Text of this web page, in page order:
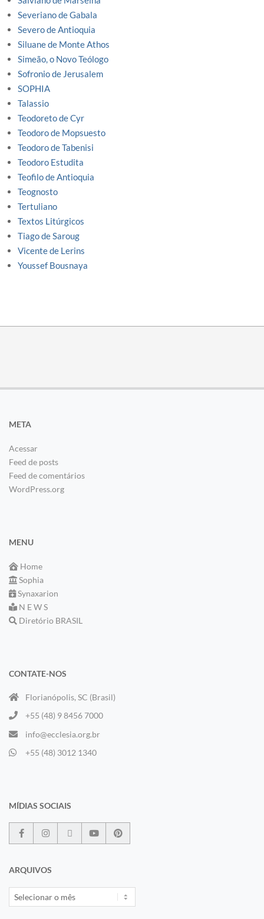
Severiano de Gabala
Severo de Antioquia
Siluane de Monte Athos
Simeão, o Novo Teólogo
Sofronio de Jerusalem
SOPHIA
Talassio
Teodoreto de Cyr
Teodoro de Mopsuesto
Teodoro de Tabenisi
Teodoro Estudita
Teofilo de Antioquia
Teognosto
Tertuliano
Textos Litúrgicos
Tiago de Saroug
Vicente de Lerins
Youssef Bousnaya
META
Acessar
Feed de posts
Feed de comentários
WordPress.org
MENU
Home
Sophia
Synaxarion
N E W S
Diretório BRASIL
CONTATE-NOS
Florianópolis, SC (Brasil)
+55 (48) 9 8456 7000
info@ecclesia.org.br
+55 (48) 3012 1340
MÍDIAS SOCIAIS
ARQUIVOS